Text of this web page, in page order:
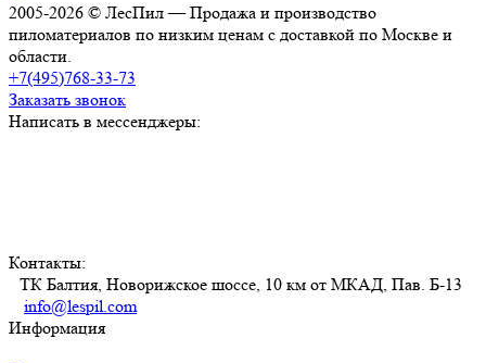
2005-2026 © ЛесПил — Продажа и производство
пиломатериалов по низким ценам с доставкой по Москве и
области.
+7(495)768-33-73
Заказать звонок
Написать в мессенджеры:
Контакты:
ТК Балтия, Новорижское шоссе, 10 км от МКАД, Пав. Б-13
info@lespil.com
Информация